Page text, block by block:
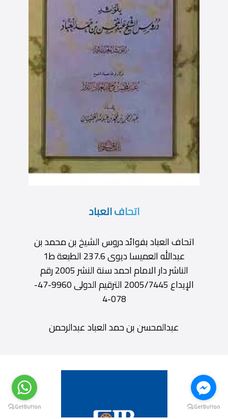
اتحاف العباد
اتحاف العباد بفوائد دروس الشيخ بن محمد بن
عبدالله العميسا ديوى 237.6 الطبعة ط1
الناشر دار الامام احمد سنة النشر 2005 رقم
الإيداع 2005/7445 الترقيم الدولى 9960-47-
078-4
عبدالمحسن بن حمد العباد عبدالرحمن